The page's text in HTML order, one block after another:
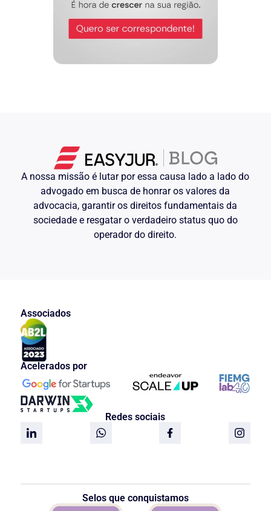
A nossa missão é lutar por essa causa lado a lado do
advogado em busca de honrar os valores da
advocacia, garantir os direitos fundamentais da
sociedade e resgatar o verdadeiro status quo do
operador do direito.
Associados
Acelerados por
Redes sociais
Selos que conquistamos